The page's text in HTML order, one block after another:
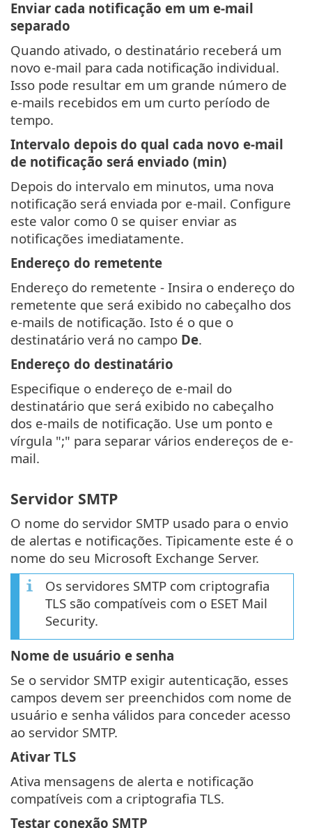
Enviar cada notificação em um e-mail
separado
Quando ativado, o destinatário receberá um
novo e-mail para cada notificação individual.
Isso pode resultar em um grande número de
e-mails recebidos em um curto período de
tempo.
Intervalo depois do qual cada novo e-mail
de notificação será enviado (min)
Depois do intervalo em minutos, uma nova
notificação será enviada por e-mail. Configure
este valor como 0 se quiser enviar as
notificações imediatamente.
Endereço do remetente
Endereço do remetente - Insira o endereço do
remetente que será exibido no cabeçalho dos
e-mails de notificação. Isto é o que o
destinatário verá no campo De.
Endereço do destinatário
Especifique o endereço de e-mail do
destinatário que será exibido no cabeçalho
dos e-mails de notificação. Use um ponto e
vírgula ";" para separar vários endereços de e-
mail.
Servidor SMTP
O nome do servidor SMTP usado para o envio
de alertas e notificações. Tipicamente este é o
nome do seu Microsoft Exchange Server.
Os servidores SMTP com criptografia
TLS são compatíveis com o ESET Mail
Security.
Nome de usuário e senha
Se o servidor SMTP exigir autenticação, esses
campos devem ser preenchidos com nome de
usuário e senha válidos para conceder acesso
ao servidor SMTP.
Ativar TLS
Ativa mensagens de alerta e notificação
compatíveis com a criptografia TLS.
Testar conexão SMTP